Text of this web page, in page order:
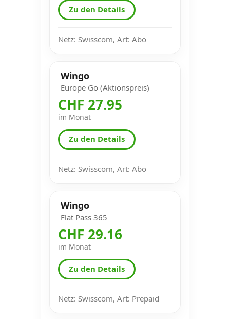
Zu den Details
Netz: Swisscom, Art: Abo
Wingo
Europe Go (Aktionspreis)
CHF 27.95
im Monat
Zu den Details
Netz: Swisscom, Art: Abo
Wingo
Flat Pass 365
CHF 29.16
im Monat
Zu den Details
Netz: Swisscom, Art: Prepaid